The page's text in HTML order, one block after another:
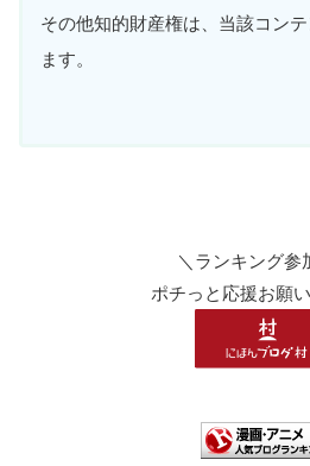
その他知的財産権は、当該コン
ます。
＼ランキング参
ポチっと応援お願